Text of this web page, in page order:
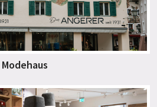
Modehaus